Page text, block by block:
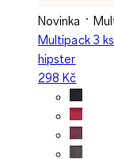
Novinka
Multipack 3
hipster
298 Kč